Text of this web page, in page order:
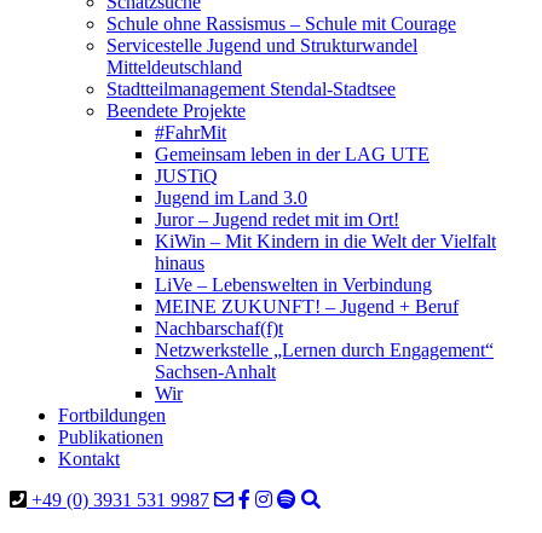
Schule ohne Rassismus – Schule mit Courage
Servicestelle Jugend und Strukturwandel
Mitteldeutschland
Stadtteilmanagement Stendal-Stadtsee
Beendete Projekte
#FahrMit
Gemeinsam leben in der LAG UTE
JUSTiQ
Jugend im Land 3.0
Juror – Jugend redet mit im Ort!
KiWin – Mit Kindern in die Welt der Vielfalt
hinaus
LiVe – Lebenswelten in Verbindung
MEINE ZUKUNFT! – Jugend + Beruf
Nachbarschaf(f)t
Netzwerkstelle „Lernen durch Engagement“
Sachsen-Anhalt
Wir
Fortbildungen
Publikationen
Kontakt
+49 (0) 3931 531 9987